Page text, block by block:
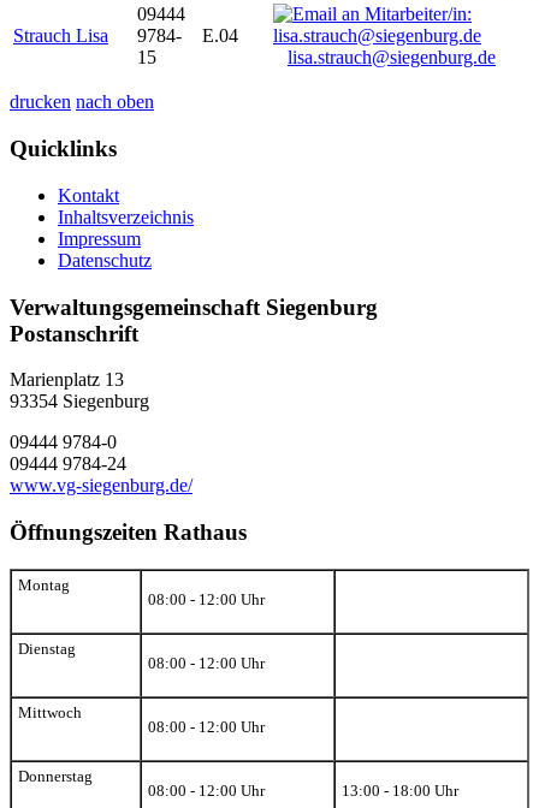
Strauch Lisa
09444
9784-
15
E.04
lisa.strauch@siegenburg.de
drucken nach oben
Quicklinks
Kontakt
Inhaltsverzeichnis
Impressum
Datenschutz
Verwaltungsgemeinschaft Siegenburg
Postanschrift
Marienplatz 13
93354 Siegenburg
09444 9784-0
09444 9784-24
www.vg-siegenburg.de/
Öffnungszeiten Rathaus
Montag
08:00 - 12:00 Uhr
Dienstag
08:00 - 12:00 Uhr
Mittwoch
08:00 - 12:00 Uhr
Donnerstag
08:00 - 12:00 Uhr
13:00 - 18:00 Uhr